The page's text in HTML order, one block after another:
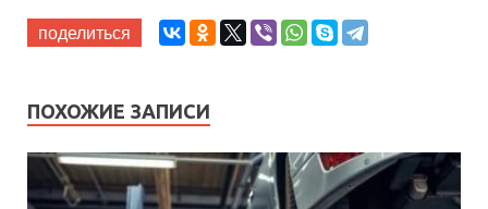
поделиться
ПОХОЖИЕ ЗАПИСИ